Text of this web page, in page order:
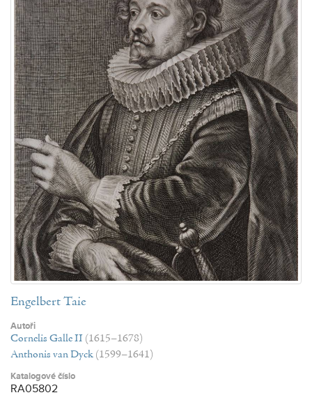
Engelbert Taie
Autoři
Cornelis Galle II (1615–1678)
Anthonis van Dyck (1599–1641)
Katalogové číslo
RA05802